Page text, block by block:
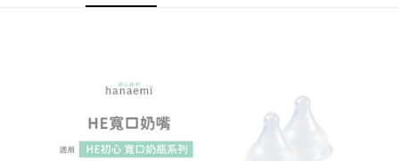
付款後萊爾富取貨
每筆NT$100，滿NT$1,000(含以上)免運費
每筆NT$100，滿NT$1,000(含以上)免運費